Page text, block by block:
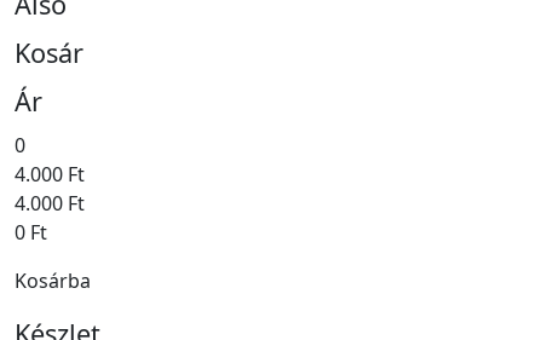
Kosár
Ár
0
4.000 Ft
4.000 Ft
0 Ft
Kosárba